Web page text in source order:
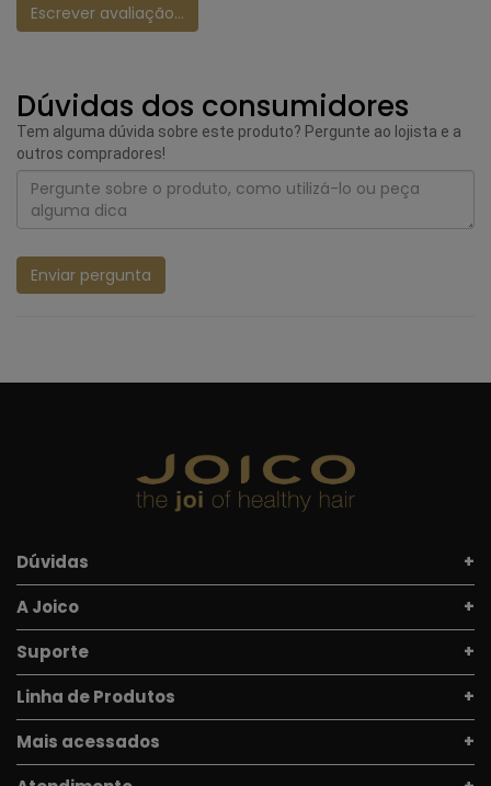
Escrever avaliação...
Dúvidas dos consumidores
Tem alguma dúvida sobre este produto? Pergunte ao lojista e a
outros compradores!
Enviar pergunta
Dúvidas
A Joico
Suporte
Linha de Produtos
Mais acessados